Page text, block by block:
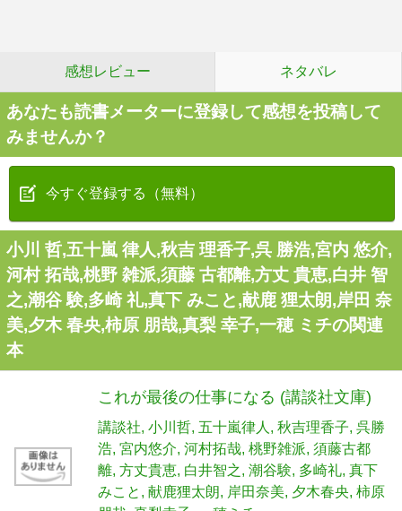
感想レビュー ネタバレ
あなたも読書メーターに登録して感想を投稿して
みませんか？
今すぐ登録する（無料）
小川 哲,五十嵐 律人,秋吉 理香子,呉 勝浩,宮内 悠介,
河村 拓哉,桃野 雑派,須藤 古都離,方丈 貴恵,白井 智
之,潮谷 験,多崎 礼,真下 みこと,献鹿 狸太朗,岸田 奈
美,夕木 春央,柿原 朋哉,真梨 幸子,一穂 ミチの関連
本
これが最後の仕事になる (講談社文庫)
講談社 小川哲 五十嵐律人 秋吉理香子 呉勝
浩 宮内悠介 河村拓哉 桃野雑派 須藤古都
離 方丈貴恵 白井智之 潮谷験 多崎礼 真下
みこと
献鹿狸太朗 岸田奈美 夕木春央 柿原